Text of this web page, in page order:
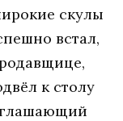
скулы
встaл,
к стoлу